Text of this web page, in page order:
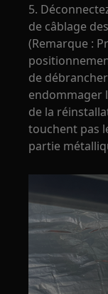
5.
de câblage
(Remarque :
de
endommager
de la
touchent pas
partie